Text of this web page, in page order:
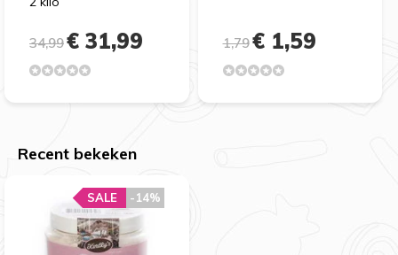
34,99€ 31,99 1,79€ 1,59
Recent bekeken
-14%
SALE